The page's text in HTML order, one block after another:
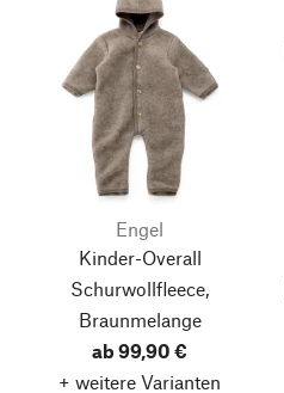
Engel
Kinder-Overall
Schurwollfleece,
Braunmelange
ab 99,90 €
+ weitere Varianten